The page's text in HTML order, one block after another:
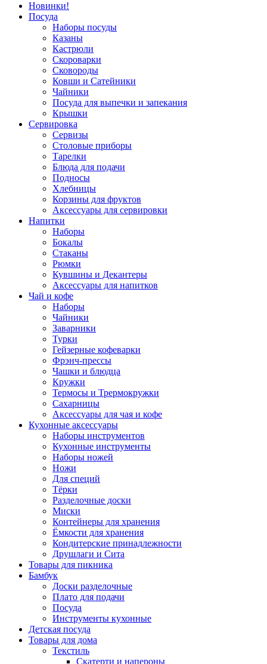
Новинки!
Посуда
Наборы посуды
Казаны
Кастрюли
Скороварки
Сковороды
Ковши и Сатейники
Чайники
Посуда для выпечки и запекания
Крышки
Сервировка
Сервизы
Столовые приборы
Тарелки
Блюда для подачи
Подносы
Хлебницы
Корзины для фруктов
Аксессуары для сервировки
Напитки
Наборы
Бокалы
Стаканы
Рюмки
Кувшины и Декантеры
Аксессуары для напитков
Чай и кофе
Наборы
Чайники
Заварники
Турки
Гейзерные кофеварки
Фрэнч-прессы
Чашки и блюдца
Кружки
Термосы и Трермокружки
Сахарницы
Аксессуары для чая и кофе
Кухонные аксессуары
Наборы инструментов
Кухонные инструменты
Наборы ножей
Ножи
Для специй
Тёрки
Разделочные доски
Миски
Контейнеры для хранения
Ёмкости для хранения
Кондитерские принадлежности
Друшлаги и Сита
Товары для пикника
Бамбук
Доски разделочные
Плато для подачи
Посуда
Инструменты кухонные
Детская посуда
Товары для дома
Текстиль
Скатерти и напероны